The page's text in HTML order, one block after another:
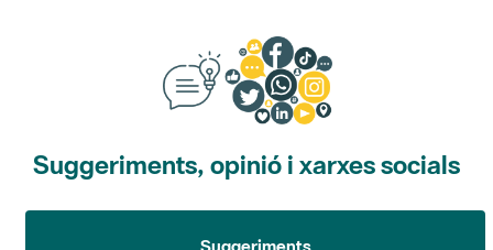
Suggeriments, opinió i xarxes socials
Suggeriments